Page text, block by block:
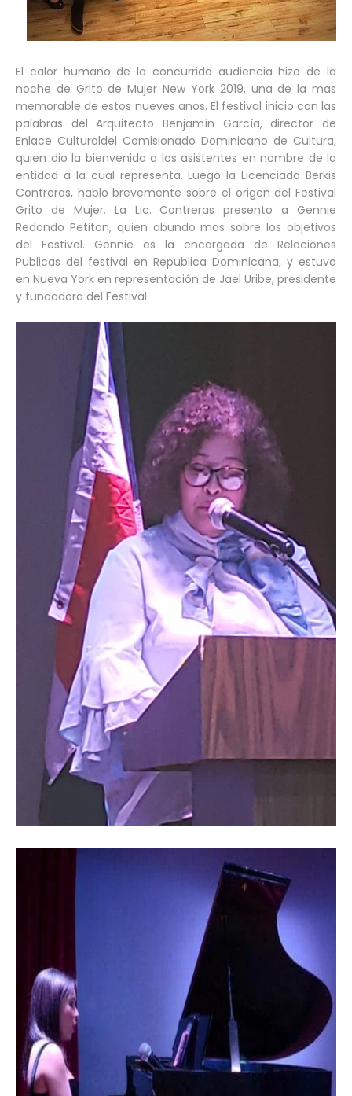
El calor humano de la concurrida audiencia hizo de la
noche de Grito de Mujer New York 2019, una de la mas
memorable de estos nueves anos. El festival inicio con las
palabras del Arquitecto Benjamín García, director de
Enlace Culturaldel Comisionado Dominicano de Cultura,
quien dio la bienvenida a los asistentes en nombre de la
entidad a la cual representa. Luego la Licenciada Berkis
Contreras, hablo brevemente sobre el origen del Festival
Grito de Mujer. La Lic. Contreras presento a Gennie
Redondo Petiton, quien abundo mas sobre los objetivos
del Festival. Gennie es la encargada de Relaciones
Publicas del festival en Republica Dominicana, y estuvo
en Nueva York en representación de Jael Uribe, presidente
y fundadora del Festival.